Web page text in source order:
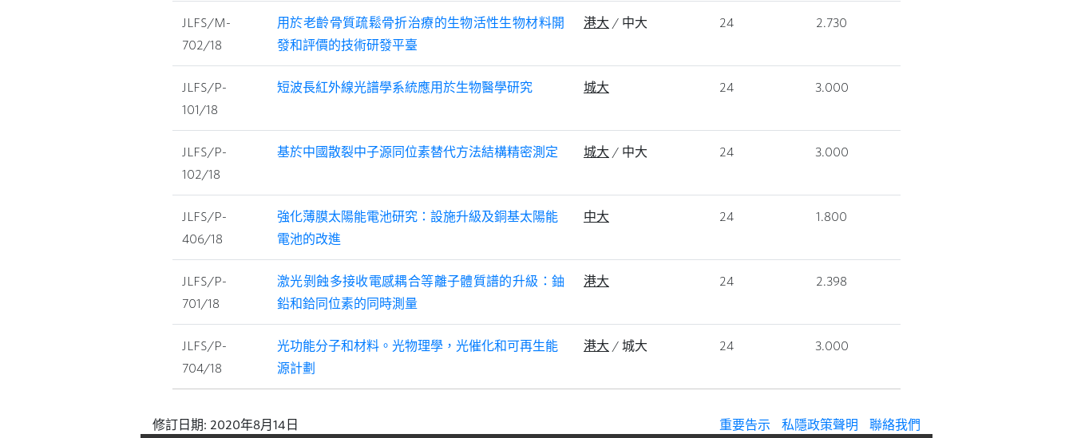
JLFS/M-
702/18
用於老齡骨質疏鬆骨折治療的生物活性生物材料開
發和評價的技術研發平臺
港大 / 中大 24 2.730
JLFS/P-
101/18
短波長紅外線光譜學系統應用於生物醫學研究 城大 24 3.000
JLFS/P-
102/18
基於中國散裂中子源同位素替代方法結構精密測定 城大 / 中大 24 3.000
JLFS/P-
406/18
強化薄膜太陽能電池研究：設施升級及銅基太陽能
電池的改進
中大 24 1.800
JLFS/P-
701/18
激光剝蝕多接收電感耦合等離子體質譜的升級：鈾
鉛和鉿同位素的同時測量
港大 24 2.398
JLFS/P-
704/18
光功能分子和材料。光物理學，光催化和可再生能
源計劃
港大 / 城大 24 3.000
修訂日期: 2020年8月14日 重要告示 私隱政策聲明 聯絡我們